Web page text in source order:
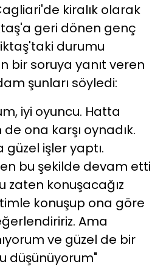
kiralık olarak
geri dönen genç
durumu
bir soruya yanıt veren
şunları söyledi:
iyi oyuncu. Hatta
ona karşı oynadık.
güzel işler yaptı.
bu şekilde devam etti
zaten konuşacağız
konuşup ona göre
Ama
ve güzel de bir
düşünüyorum"